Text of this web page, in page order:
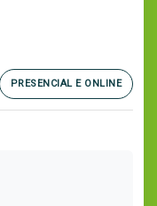
PRESENCIAL E ONLINE